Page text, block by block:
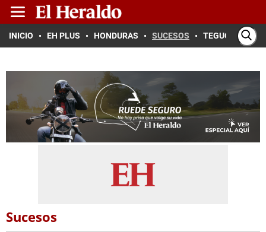
INICIO EH PLUS HONDURAS SUCESOS TEGUCIGALPA
Sucesos